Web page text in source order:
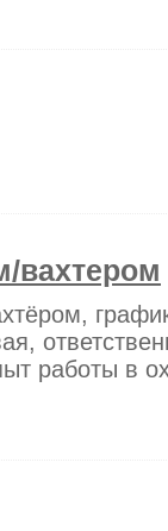
вахтером
работы в